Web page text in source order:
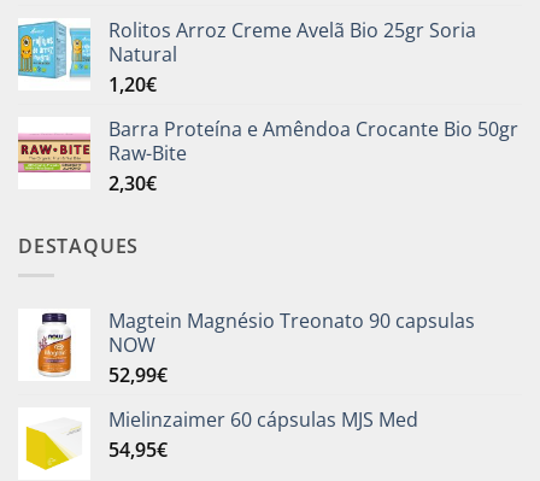
Rolitos Arroz Creme Avelã Bio 25gr Soria
Natural
1,20€
Barra Proteína e Amêndoa Crocante Bio 50gr
Raw-Bite
2,30€
DESTAQUES
Magtein Magnésio Treonato 90 capsulas
NOW
52,99€
Mielinzaimer 60 cápsulas MJS Med
54,95€